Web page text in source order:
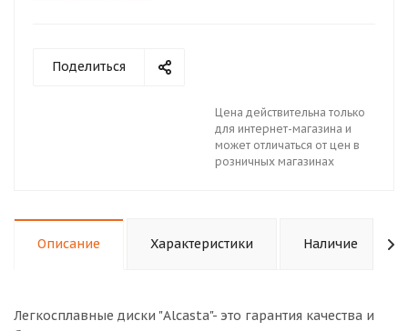
Поделиться
Цена действительна только
для интернет-магазина и
может отличаться от цен в
розничных магазинах
Описание Характеристики Наличие
Легкосплавные диски "Alcasta"- это гарантия качества и